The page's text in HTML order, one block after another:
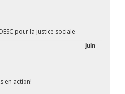
pour la justice sociale
juin
en action!